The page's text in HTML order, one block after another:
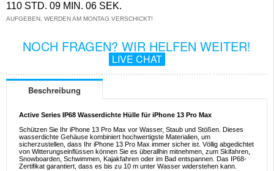
110 STD. 09 MIN. 06 SEK.
AUFGEBEN, WERDEN AM MONTAG VERSCHICKT!
NOCH FRAGEN? WIR HELFEN WEITER!
LIVE CHAT
Beschreibung
Active Series IP68 Wasserdichte Hülle für iPhone 13 Pro Max
Schützen Sie Ihr iPhone 13 Pro Max vor Wasser, Staub und Stößen. Dieses
wasserdichte Gehäuse kombiniert hochwertigste Materialien, um
sicherzustellen, dass Ihr iPhone 13 Pro Max immer sicher ist. Völlig abgedichtet
von Witterungseinflüssen können Sie es überallhin mitnehmen, zum Skifahren,
Snowboarden, Schwimmen, Kajakfahren oder im Bad entspannen. Das IP68-
Zertifikat garantiert, dass es bis zu 10 m unter Wasser widerstehen kann.